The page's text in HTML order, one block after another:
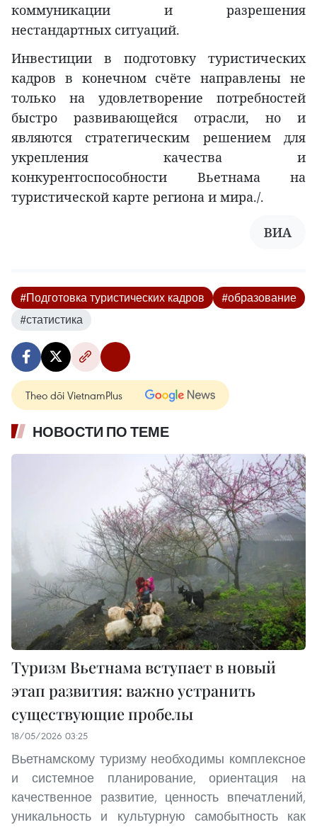
коммуникации и разрешения
нестандартных ситуаций.
Инвестиции в подготовку туристических
кадров в конечном счёте направлены не
только на удовлетворение потребностей
быстро развивающейся отрасли, но и
являются стратегическим решением для
укрепления качества и
конкурентоспособности Вьетнама на
туристической карте региона и мира./.
ВИА
#Подготовка туристических кадров
#образование
#статистика
Theo dõi VietnamPlus
НОВОСТИ ПО ТЕМЕ
Туризм Вьетнама вступает в новый
этап развития: важно устранить
существующие пробелы
18/05/2026 03:25
Вьетнамскому туризму необходимы комплексное
и системное планирование, ориентация на
качественное развитие, ценность впечатлений,
уникальность и культурную самобытность как